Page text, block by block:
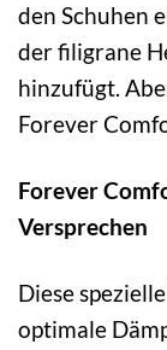
den Schuhen
der filigrane
hinzufügt.
Forever
Forever
Versprechen
Diese
optimale